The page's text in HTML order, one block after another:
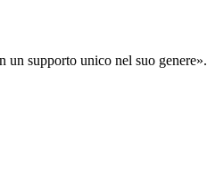
un supporto unico nel suo genere».